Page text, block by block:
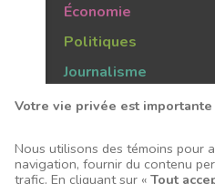
Économie
Politiques
Journalisme
Publics
Votre vie privée est
Nous utilisons des témoins pour
navigation, fournir du contenu
trafic. En cliquant sur « Tout